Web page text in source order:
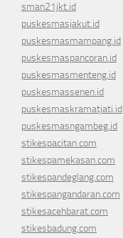
sman21jkt.id
puskesmasjakut.id
puskesmasmampang.id
puskesmaspancoran.id
puskesmasmenteng.id
puskesmassenen.id
puskesmaskramatjati.id
puskesmasngambeg.id
stikespacitan.com
stikespamekasan.com
stikespandeglang.com
stikespangandaran.com
stikesacehbarat.com
stikesbadung.com